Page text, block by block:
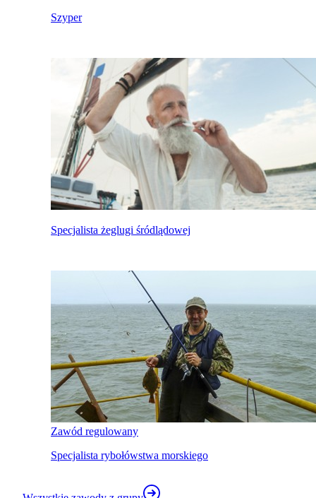
Szyper
Specjalista żeglugi śródlądowej
Zawód regulowany
Specjalista rybołówstwa morskiego